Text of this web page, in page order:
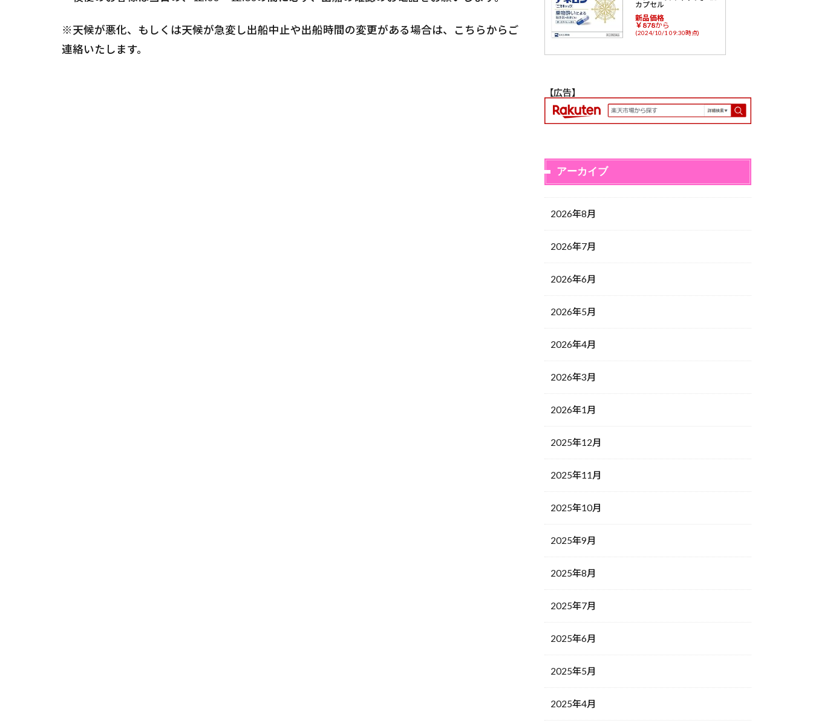
※天候が悪化、もしくは天候が急変し出船中止や出船時間の変更がある場合は、こちらからご
連絡いたします。
カプセル
新品価格
￥878から
(2024/10/1 09:30時点)
【広告】
アーカイブ
2026年8月
2026年7月
2026年6月
2026年5月
2026年4月
2026年3月
2026年1月
2025年12月
2025年11月
2025年10月
2025年9月
2025年8月
2025年7月
2025年6月
2025年5月
2025年4月